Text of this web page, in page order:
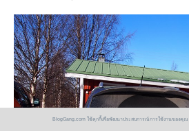
BlogGang.com ใช้คุกกี้เพื่อพัฒนาประสบการณ์การใช้งานของคุณ